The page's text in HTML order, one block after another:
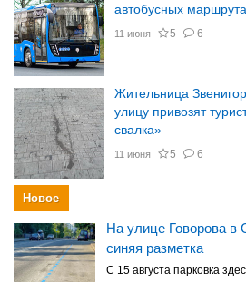
автобусных
11 июня 5 6
Жительница
улицу привозят
свалка»
11 июня 5 6
Новое
На улице Говорова в
синяя разметка
С 15 августа парковка